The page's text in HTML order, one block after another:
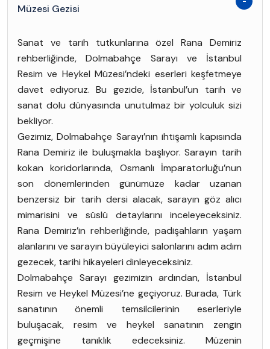
Müzesi Gezisi
Sanat ve tarih tutkunlarına özel Rana Demiriz
rehberliğinde, Dolmabahçe Sarayı ve İstanbul
Resim ve Heykel Müzesi’ndeki eserleri keşfetmeye
davet ediyoruz. Bu gezide, İstanbul’un tarih ve
sanat dolu dünyasında unutulmaz bir yolculuk sizi
bekliyor.
Gezimiz, Dolmabahçe Sarayı’nın ihtişamlı kapısında
Rana Demiriz ile buluşmakla başlıyor. Sarayın tarih
kokan koridorlarında, Osmanlı İmparatorluğu’nun
son dönemlerinden günümüze kadar uzanan
benzersiz bir tarih dersi alacak, sarayın göz alıcı
mimarisini ve süslü detaylarını inceleyeceksiniz.
Rana Demiriz’in rehberliğinde, padişahların yaşam
alanlarını ve sarayın büyüleyici salonlarını adım adım
gezecek, tarihi hikayeleri dinleyeceksiniz.
Dolmabahçe Sarayı gezimizin ardından, İstanbul
Resim ve Heykel Müzesi’ne geçiyoruz. Burada, Türk
sanatının önemli temsilcilerinin eserleriyle
buluşacak, resim ve heykel sanatının zengin
geçmişine tanıklık edeceksiniz. Müzenin